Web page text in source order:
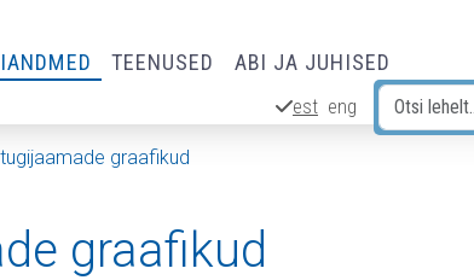
TEENUSED ABI JA JUHISED
est eng
graafikud
graafikud